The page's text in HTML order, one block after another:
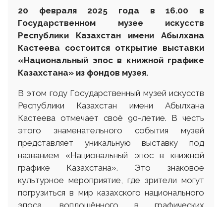
20 февраля 2025 года в 16.00 в
Государственном музее искусств
Республики Казахстан имени Абылхана
Кастеева состоится открытие выставки
«Национальный эпос в книжной графике
Казахстана» из фондов музея.
В этом году Государственный музей искусств
Республики Казахстан имени Абылхана
Кастеева отмечает своё 90-летие. В честь
этого знаменательного события музей
представляет уникальную выставку под
названием «Национальный эпос в книжной
графике Казахстана». Это знаковое
культурное мероприятие, где зрители могут
погрузиться в мир казахского национального